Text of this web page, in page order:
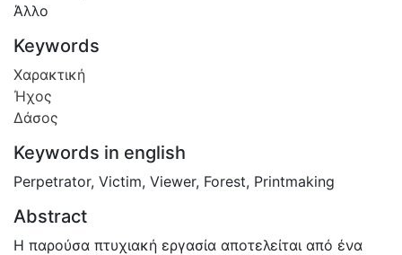
Άλλο
Keywords
Χαρακτική
Ήχος
Δάσος
Keywords in english
Perpetrator, Victim, Viewer, Forest, Printmaking
Abstract
Η παρούσα πτυχιακή εργασία αποτελείται από ένα